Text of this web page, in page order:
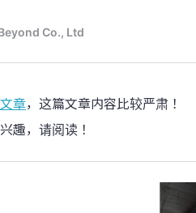
章，这篇文章内容比较严肃！
趣，请阅读！